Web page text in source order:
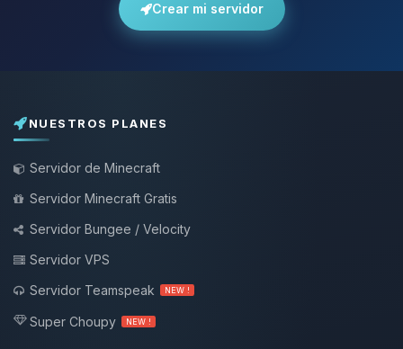
Crear mi servidor
NUESTROS PLANES
Servidor de Minecraft
Servidor Minecraft Gratis
Servidor Bungee / Velocity
Servidor VPS
Servidor Teamspeak
NEW !
Super Choupy NEW !